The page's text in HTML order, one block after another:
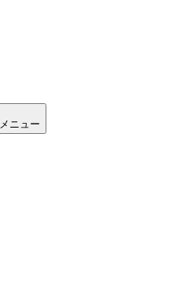
メニュー